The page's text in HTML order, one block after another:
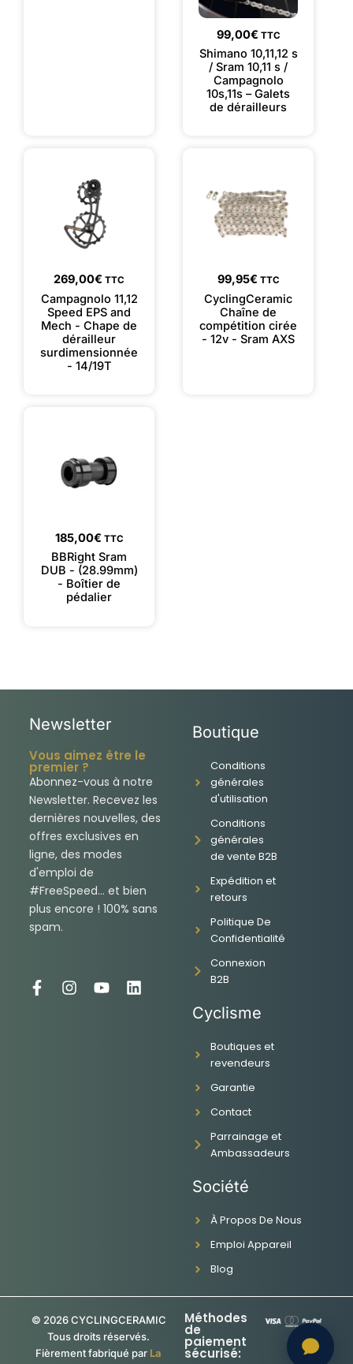
99,00€ TTC
Shimano 10,11,12 s
/ Sram 10,11 s /
Campagnolo
10s,11s – Galets
de dérailleurs
269,00€ TTC
Campagnolo 11,12
Speed EPS and
Mech - Chape de
dérailleur
surdimensionnée
- 14/19T
99,95€ TTC
CyclingCeramic
Chaîne de
compétition cirée
- 12v - Sram AXS
185,00€ TTC
BBRight Sram
DUB - (28.99mm)
- Boîtier de
pédalier
Newsletter
Vous aimez être le
premier ?
Abonnez-vous à notre
Newsletter. Recevez les
dernières nouvelles, des
offres exclusives en
ligne, des modes
d'emploi de
#FreeSpeed... et bien
plus encore ! 100% sans
spam.
F
I
Y
L
Boutique
Conditions
générales
d'utilisation
Conditions
générales
de vente B2B
Expédition et
retours
Politique De
Confidentialité
Connexion
B2B
Cyclisme
Boutiques et
revendeurs
Garantie
Contact
Parrainage et
Ambassadeurs
Société
À Propos De Nous
Emploi Appareil
Blog
© 2026 CYCLINGCERAMIC
Tous droits réservés.
Fièrement fabriqué par La
Méthodes
de
paiement
sécurisé: